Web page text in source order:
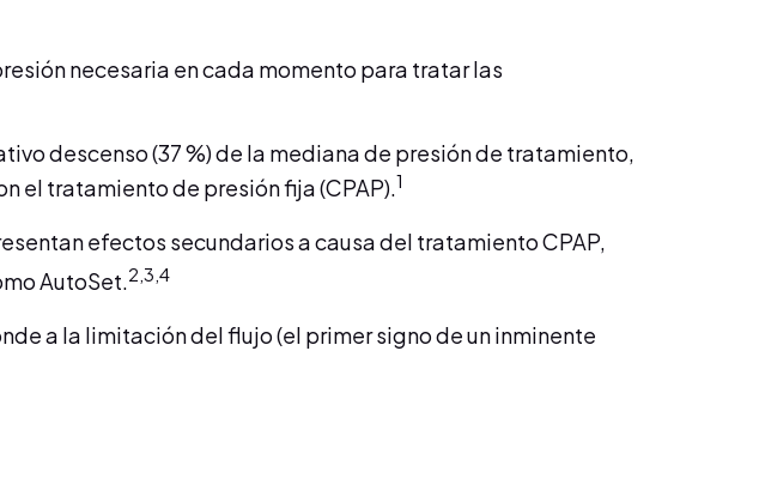
necesaria en cada momento para tratar las
descenso (37 %) de la mediana de presión de tratamiento,
el tratamiento de presión fija (CPAP).1
efectos secundarios a causa del tratamiento CPAP,
AutoSet. 2,3,4
a la limitación del flujo (el primer signo de un inminente